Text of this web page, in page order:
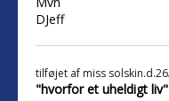
DJeff
tilføjet af miss
"hvorfor et uheldigt liv"